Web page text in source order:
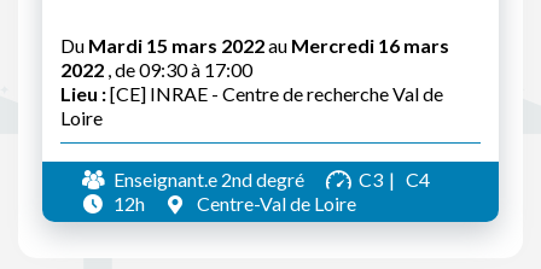
Du Mardi 15 mars 2022au Mercredi 16 mars
2022 , de 09:30 à 17:00
Lieu :[CE] INRAE - Centre de recherche Val de
Loire
Enseignant.e 2nd degré C3
C4
12h
Centre-Val de Loire